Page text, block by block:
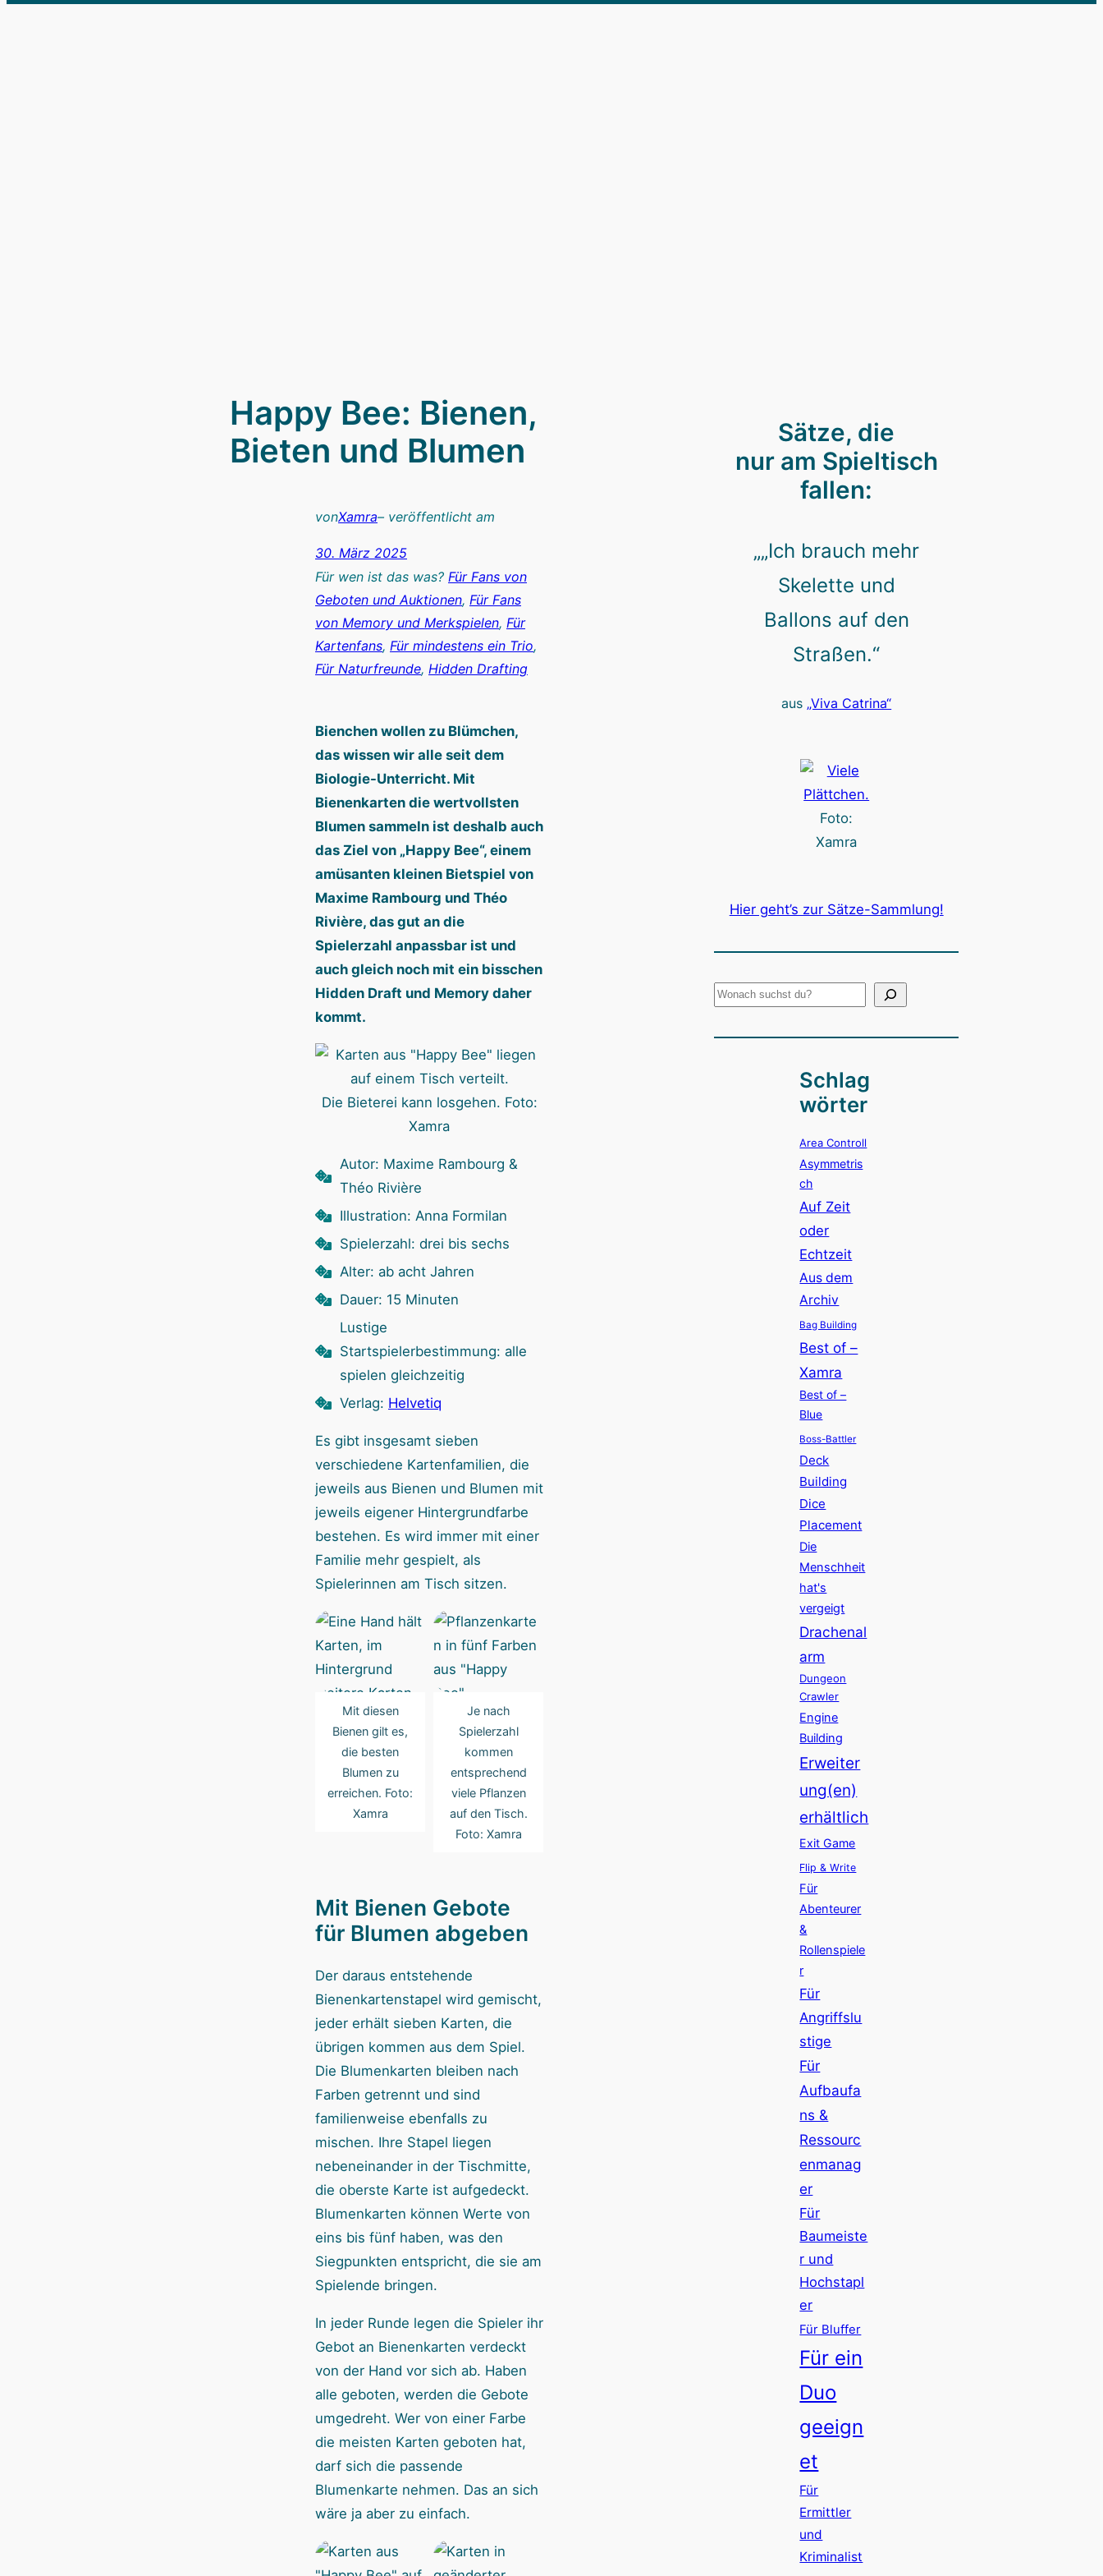
Happy Bee: Bienen,
Bieten und Blumen
vonXamra– veröffentlicht am
30. März 2025
Für wen ist das was? Für Fans von
Geboten und Auktionen, Für Fans
von Memory und Merkspielen, Für
Kartenfans, Für mindestens ein Trio
Für Naturfreunde, Hidden Drafting
Bienchen wollen zu Blümchen,
das wissen wir alle seit dem
Biologie-Unterricht. Mit
Bienenkarten die wertvollsten
Blumen sammeln ist deshalb auch
das Ziel von „Happy Bee“, einem
amüsanten kleinen Bietspiel von
Maxime Rambourg und Théo
Rivière, das gut an die
Spielerzahl anpassbar ist und
auch gleich noch mit ein bisschen
Hidden Draft und Memory daher
kommt.
Die Bieterei kann losgehen. Foto:
Xamra
Autor: Maxime Rambourg &
Théo Rivière
Illustration: Anna Formilan
Spielerzahl: drei bis sechs
Alter: ab acht Jahren
Dauer: 15 Minuten
Lustige
Startspielerbestimmung: alle
spielen gleichzeitig
Verlag: Helvetiq
Es gibt insgesamt sieben
verschiedene Kartenfamilien, die
jeweils aus Bienen und Blumen mit
jeweils eigener Hintergrundfarbe
bestehen. Es wird immer mit einer
Familie mehr gespielt, als
Spielerinnen am Tisch sitzen.
Mit diesen
Bienen gilt es,
die besten
Blumen zu
erreichen. Foto:
Xamra
Je nach
Spielerzahl
kommen
entsprechend
viele Pflanzen
auf den Tisch.
Foto: Xamra
Mit Bienen Gebote
für Blumen abgeben
Der daraus entstehende
Bienenkartenstapel wird gemischt,
jeder erhält sieben Karten, die
übrigen kommen aus dem Spiel.
Die Blumenkarten bleiben nach
Farben getrennt und sind
familienweise ebenfalls zu
mischen. Ihre Stapel liegen
nebeneinander in der Tischmitte,
die oberste Karte ist aufgedeckt.
Blumenkarten können Werte von
eins bis fünf haben, was den
Siegpunkten entspricht, die sie am
Spielende bringen.
In jeder Runde legen die Spieler ihr
Gebot an Bienenkarten verdeckt
von der Hand vor sich ab. Haben
alle geboten, werden die Gebote
umgedreht. Wer von einer Farbe
die meisten Karten geboten hat,
darf sich die passende
Blumenkarte nehmen. Das an sich
wäre ja aber zu einfach.
Sätze, die
nur am Spieltisch
fallen:
„„Ich brauch mehr
Skelette und
Ballons auf den
Straßen.“
aus „Viva Catrina“
Foto:
Xamra
Hier geht’s zur Sätze-Sammlung!
S
c
Schlag
wörter
Area Controll
Asymmetris
ch
Auf Zeit
oder
Echtzeit
Aus dem
Archiv
Bag Building
Best of –
Xamra
Best of –
Blue
Boss-Battler
Deck
Building
Dice
Placement
Die
Menschheit
hat's
vergeigt
Drachenal
arm
Dungeon
Crawler
Engine
Building
Erweiter
ung(en)
erhältlich
Exit Game
Flip & Write
Für
Abenteurer
&
Rollenspiele
r
Für
Angriffslu
stige
Für
Aufbaufa
ns &
Ressourc
enmanag
er
Für
Baumeiste
r und
Hochstapl
er
Für Bluffer
Für ein
Duo
geeign
et
Für
Ermittler
und
Kriminalist